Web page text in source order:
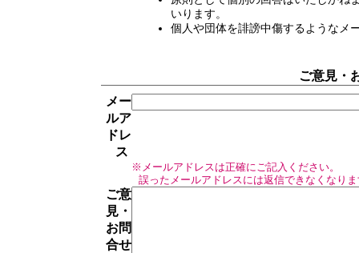
いります。
個人や団体を誹謗中傷するようなメ
ご意見・
メー
ルア
ドレ
ス
※メールアドレスは正確にご記入ください。
誤ったメールアドレスには返信できなくなりま
ご意
見・
お問
合せ